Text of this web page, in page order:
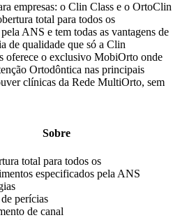
empresas: o Clin Class e o OrtoClin
total para todos os
ANS e tem todas as vantagens de
de qualidade que só a Clin
oferece o exclusivo MobiOrto onde
Ortodôntica nas principais
clínicas da Rede MultiOrto, sem
Sobre
total para todos os
especificados pela ANS
perícias
de canal